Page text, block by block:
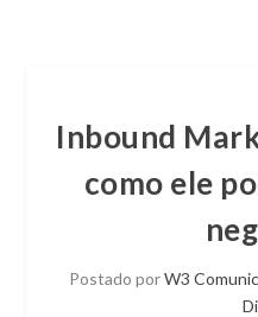
Inbound
como ele
Postado porW3